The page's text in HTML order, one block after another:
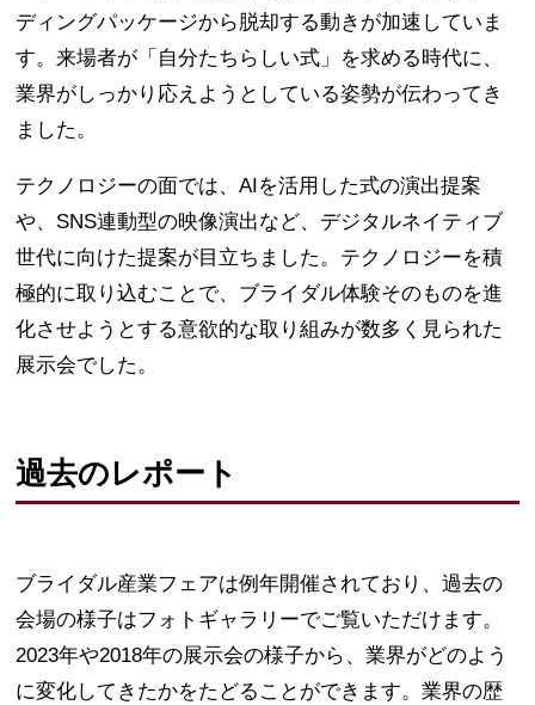
ディングパッケージから脱却する動きが加速していま
す。来場者が「自分たちらしい式」を求める時代に、
業界がしっかり応えようとしている姿勢が伝わってき
ました。
テクノロジーの面では、AIを活用した式の演出提案
や、SNS連動型の映像演出など、デジタルネイティブ
世代に向けた提案が目立ちました。テクノロジーを積
極的に取り込むことで、ブライダル体験そのものを進
化させようとする意欲的な取り組みが数多く見られた
展示会でした。
過去のレポート
ブライダル産業フェアは例年開催されており、過去の
会場の様子はフォトギャラリーでご覧いただけます。
2023年や2018年の展示会の様子から、業界がどのよう
に変化してきたかをたどることができます。業界の歴